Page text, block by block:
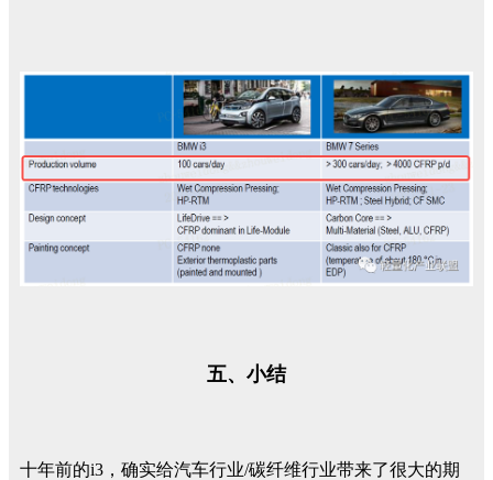
五、小结
十年前的i3，确实给汽车行业/碳纤维行业带来了很大的期